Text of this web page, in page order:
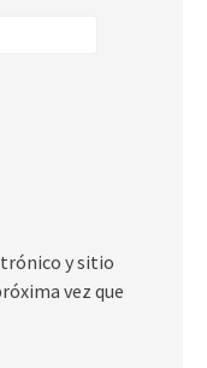
y sitio
vez que